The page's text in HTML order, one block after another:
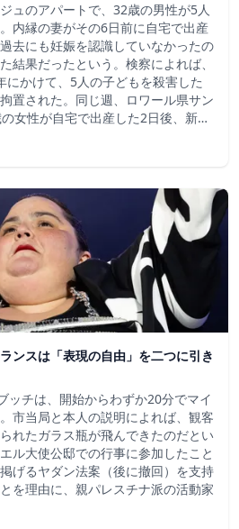
ュのアパートで、32歳の男性が5人
内縁の妻がその6日前に自宅で出産
去にも妊娠を認識していなかったの
結果だったという。検察によれば、
かけて、5人の子どもを殺害した
置された。同じ週、ロワール県サン
女性が自宅で出産した2日後、新…
ンスは「表現の自由」を二つに引き
ッチは、開始からわずか20分でマイ
市当局と本人の説明によれば、観客
れたガラス瓶が飛んできたのだとい
ル大使公邸での行事に参加したこと
げるヤダン法案（後に撤回）を支持
を理由に、親パレスチナ派の活動家